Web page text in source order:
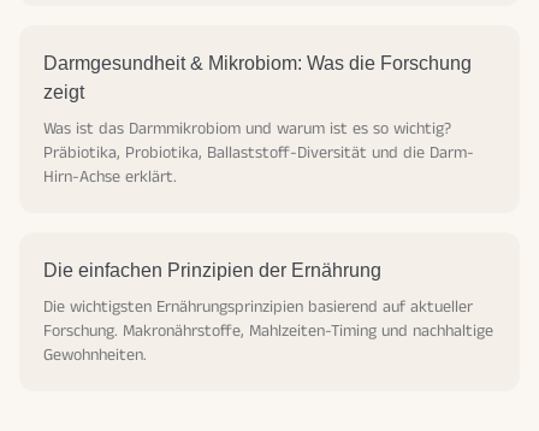
Darmgesundheit & Mikrobiom: Was die Forschung
zeigt
Was ist das Darmmikrobiom und warum ist es so wichtig?
Präbiotika, Probiotika, Ballaststoff-Diversität und die Darm-
Hirn-Achse erklärt.
Die einfachen Prinzipien der Ernährung
Die wichtigsten Ernährungsprinzipien basierend auf aktueller
Forschung. Makronährstoffe, Mahlzeiten-Timing und nachhaltige
Gewohnheiten.